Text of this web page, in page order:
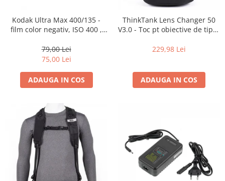
Huse si genti pentru studio
Suruburi si piulite, adaptoare de
Calibrare expunere
Cartuse si cerneluri
Imprimante
Scannere Documente
Hartie foto
Filme foto si scanere film
Kodak Ultra Max 400/135 -
film color negativ, ISO 400 ,
79,00 Lei
75,00 Lei
ADAUGA IN COS
ThinkTank Lens Changer 50
V3.0 - Toc pt obiective de tipul
229,98 Lei
ADAUGA IN COS